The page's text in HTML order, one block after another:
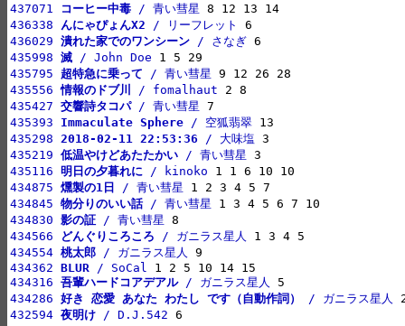
437071
コーヒー中毒 / 青い彗星
436338 んにゃぴょんX2 / リーフレット
436029 潰れた家でのワンシーン / さなぎ
435998 滅 / John Doe
435795 超特急に乗って / 青い彗星
435556 情報のドブ川 / fomalhaut
435427 交響詩タコパ / 青い彗星
435393 Immaculate Sphere / 空狐翡翠
435298 2018-02-11 22:53:36 / 大味塩
435219 低温やけどあたたかい / 青い彗星
435116 明日の夕暮れに / kinoko
434875 燻製の1日 / 青い彗星
434845 物分りのいい話 / 青い彗星
434830 影の証 / 青い彗星
434566
どんぐりころころ / ガニラス星人
434554 桃太郎 / ガニラス星人
434362 BLUR / SoCal
434316 吾輩ハードコアデアル / ガニラス星人
434286 好き 恋愛 あなた わたし です（自動作詞）
/ ガニラス星人
432594 夜明け / D.J.542